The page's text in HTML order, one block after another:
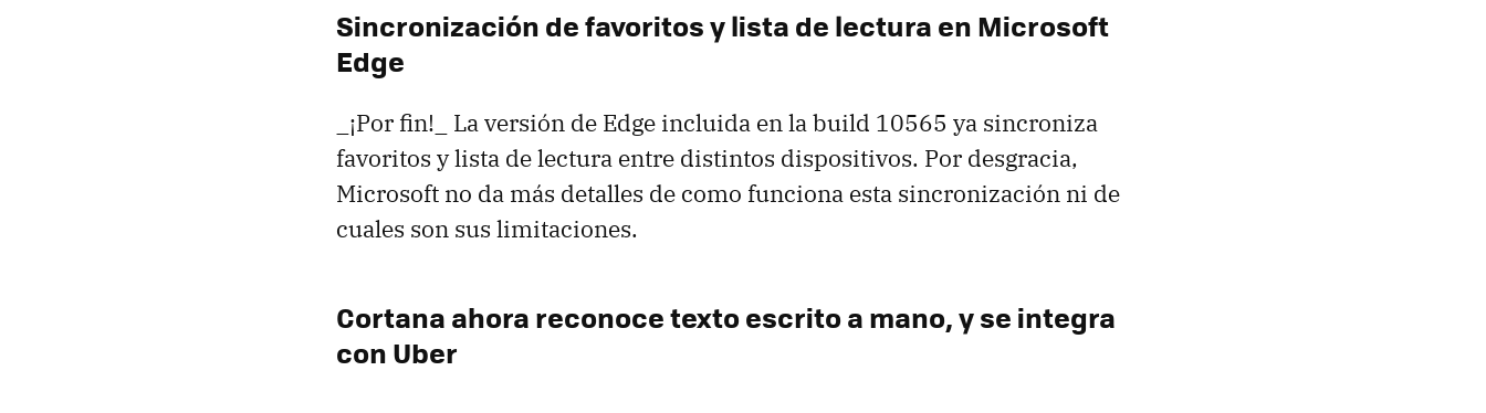
Sincronización de favoritos y lista de lectura en Microsoft
Edge
_¡Por fin!_ La versión de Edge incluida en la build 10565 ya sincroniza
favoritos y lista de lectura entre distintos dispositivos. Por desgracia,
Microsoft no da más detalles de como funciona esta sincronización ni de
cuales son sus limitaciones.
Cortana ahora reconoce texto escrito a mano, y se integra
con Uber